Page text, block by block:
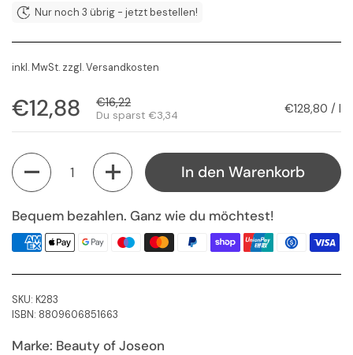
Nur noch 3 übrig - jetzt bestellen!
inkl. MwSt. zzgl.Versandkosten
Regulärer Preis
€12,88 Sale-Preis
€16,22
Du sparst €3,34 Stückpreis
€128,80 / l
Anzahl
In den Warenkorb
Bequem bezahlen. Ganz wie du möchtest!
SKU: K283
ISBN: 8809606851663
Marke: Beauty of Joseon